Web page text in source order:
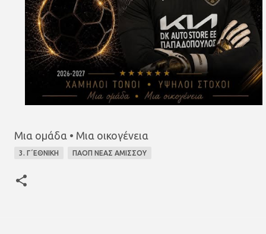
Μια ομάδα • Μια οικογένεια
3. Γ΄ΕΘΝΙΚΗ ΠΑΟΠ ΝΕΑΣ ΑΜΙΣΣΟΥ